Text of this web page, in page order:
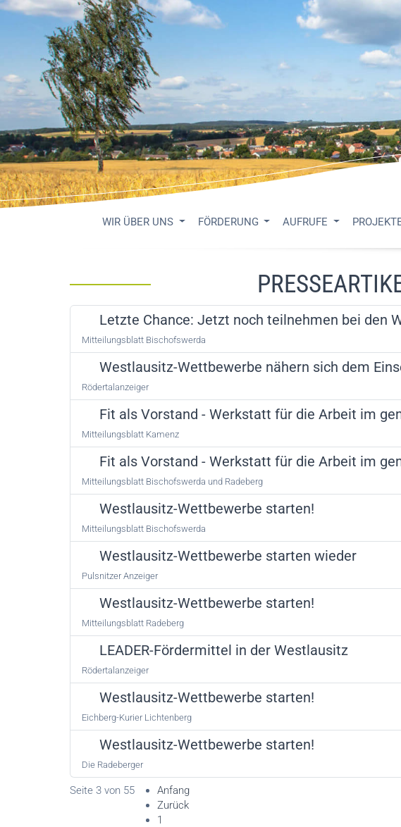
WIR ÜBER UNS FÖRDERUNG AUFRUFE
Letzte Chance: Jetzt noch teilnehmen bei den
Mitteilungsblatt Bischofswerda
Westlausitz-Wettbewerbe nähern sich dem
Rödertalanzeiger
Fit als Vorstand - Werkstatt für die Arbeit im
Mitteilungsblatt Kamenz
Fit als Vorstand - Werkstatt für die Arbeit im
Mitteilungsblatt Bischofswerda und Radeberg
Westlausitz-Wettbewerbe starten!
Mitteilungsblatt Bischofswerda
Westlausitz-Wettbewerbe starten wieder
Pulsnitzer Anzeiger
Westlausitz-Wettbewerbe starten!
Mitteilungsblatt Radeberg
LEADER-Fördermittel in der Westlausitz
Rödertalanzeiger
Westlausitz-Wettbewerbe starten!
Eichberg-Kurier Lichtenberg
Westlausitz-Wettbewerbe starten!
Die Radeberger
Seite 3 von 55
Anfang
Zurück
1